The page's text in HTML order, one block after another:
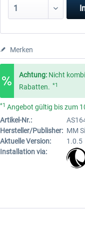
Merken
Achtung: Nicht
Rabatten. *1
*1 Angebot gültig bis zum
Artikel-Nr.:
Hersteller/Publisher: MM
Aktuelle Version:
1.0.5
Installation via: